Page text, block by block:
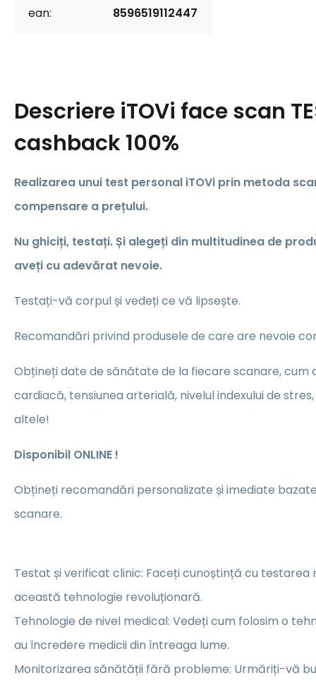
ean: 8596519112447
Descriere iTOVi face scan
cashback 100%
Realizarea unui test personal iTOVi prin metoda
compensare a prețului.
Nu ghiciți, testați. Și alegeți din multitudinea de
aveți cu adevărat nevoie.
Testați-vă corpul și vedeți ce vă lipsește.
Recomandări privind produsele de care are nevoie
Obțineți date de sănătate de la fiecare scanare, cum
cardiacă, tensiunea arterială, nivelul indexului de
altele!
Disponibil ONLINE !
Obțineți recomandări personalizate și imediate
scanare.
Testat și verificat clinic: Faceți cunoștință cu testarea
această tehnologie revoluționară.
Tehnologie de nivel medical: Vedeți cum folosim o
au încredere medicii din întreaga lume.
Monitorizarea sănătății fără probleme: Urmăriți-vă